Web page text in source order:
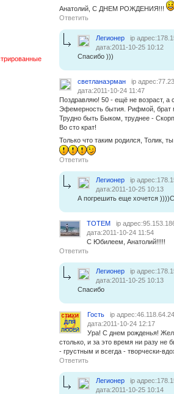
Анатолий, С ДНЕМ РОЖДЕНИЯ!!!
Ответить
Легионер
ip
дата:2011-10-25 10:12
Спасибо )))
светланаэрман
ip
дата:2011-10-24 11:47
Поздравляю! 50 - ещё не возраст, а
Эфемерность бытия. Рифмой, брат
Трудно быть Быком, труднее -
Во сто крат!
Только что таким родился, Толик,
Ответить
Легионер
ip
дата:2011-10-25 10:13
А погрешить еще хочется
TOTEM
ip
дата:2011-10-24 11:54
С Юбилеем, Анатолий!!!!!
Ответить
Легионер
ip
дата:2011-10-25 10:13
Спасибо
Гость
ip
дата:2011-10-24 12:17
Ура! С днем рожденья!
столько, и за это время ни разу не
- грустным и всегда - творчески-
Ответить
Легионер
ip
дата:2011-10-25 10:14